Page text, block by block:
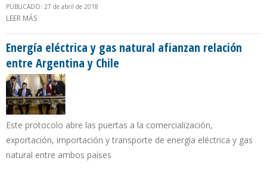
PUBLICADO: 27 de abril de 2018
LEER MÁS
Energía eléctrica y gas natural afianzan relación
entre Argentina y Chile
Este protocolo abre las puertas a la comercialización,
exportación, importación y transporte de energía eléctrica y gas
natural entre ambos países